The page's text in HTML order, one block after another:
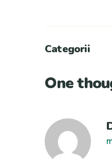
Categorii
One